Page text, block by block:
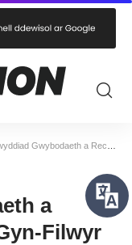
Gwybodaeth a Recriwtio Am Ddim i Gyn-Filwyr
a
Filwyr